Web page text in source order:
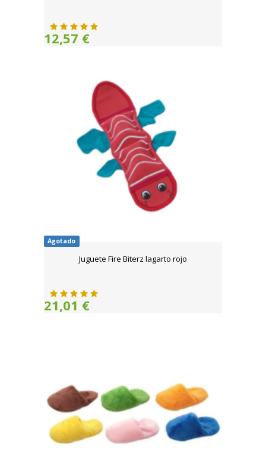
12,57 €
Agotado
Juguete Fire Biterz lagarto rojo
21,01 €